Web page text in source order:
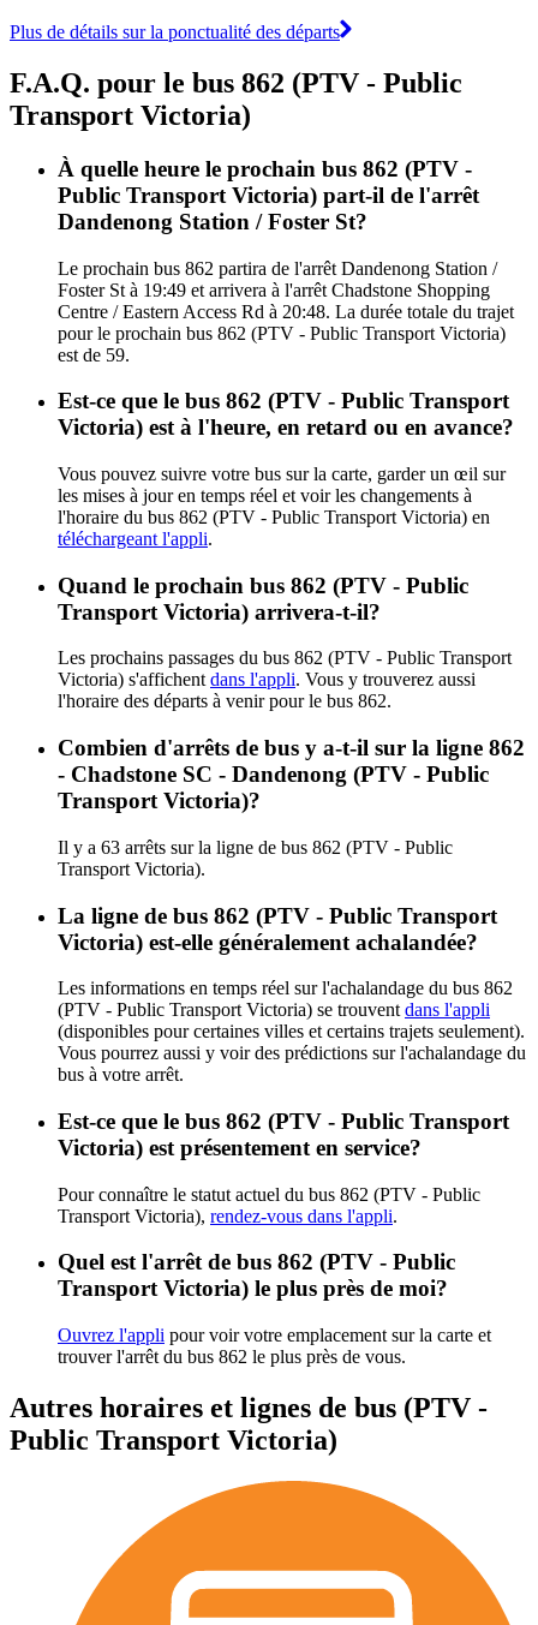
Plus de détails sur la ponctualité des départs
F.A.Q. pour le bus 862 (PTV - Public
Transport Victoria)
À quelle heure le prochain bus 862 (PTV -
Public Transport Victoria) part-il de l'arrêt
Dandenong Station / Foster St?
Le prochain bus 862 partira de l'arrêt Dandenong Station /
Foster St à 19:49 et arrivera à l'arrêt Chadstone Shopping
Centre / Eastern Access Rd à 20:48. La durée totale du trajet
pour le prochain bus 862 (PTV - Public Transport Victoria)
est de 59.
Est-ce que le bus 862 (PTV - Public Transport
Victoria) est à l'heure, en retard ou en avance?
Vous pouvez suivre votre bus sur la carte, garder un œil sur
les mises à jour en temps réel et voir les changements à
l'horaire du bus 862 (PTV - Public Transport Victoria) en
téléchargeant l'appli.
Quand le prochain bus 862 (PTV - Public
Transport Victoria) arrivera-t-il?
Les prochains passages du bus 862 (PTV - Public Transport
Victoria) s'affichent dans l'appli. Vous y trouverez aussi
l'horaire des départs à venir pour le bus 862.
Combien d'arrêts de bus y a-t-il sur la ligne 862
- Chadstone SC - Dandenong (PTV - Public
Transport Victoria)?
Il y a 63 arrêts sur la ligne de bus 862 (PTV - Public
Transport Victoria).
La ligne de bus 862 (PTV - Public Transport
Victoria) est-elle généralement achalandée?
Les informations en temps réel sur l'achalandage du bus 862
(PTV - Public Transport Victoria) se trouvent dans l'appli
(disponibles pour certaines villes et certains trajets seulement).
Vous pourrez aussi y voir des prédictions sur l'achalandage du
bus à votre arrêt.
Est-ce que le bus 862 (PTV - Public Transport
Victoria) est présentement en service?
Pour connaître le statut actuel du bus 862 (PTV - Public
Transport Victoria), rendez-vous dans l'appli.
Quel est l'arrêt de bus 862 (PTV - Public
Transport Victoria) le plus près de moi?
Ouvrez l'appli pour voir votre emplacement sur la carte et
trouver l'arrêt du bus 862 le plus près de vous.
Autres horaires et lignes de bus (PTV -
Public Transport Victoria)